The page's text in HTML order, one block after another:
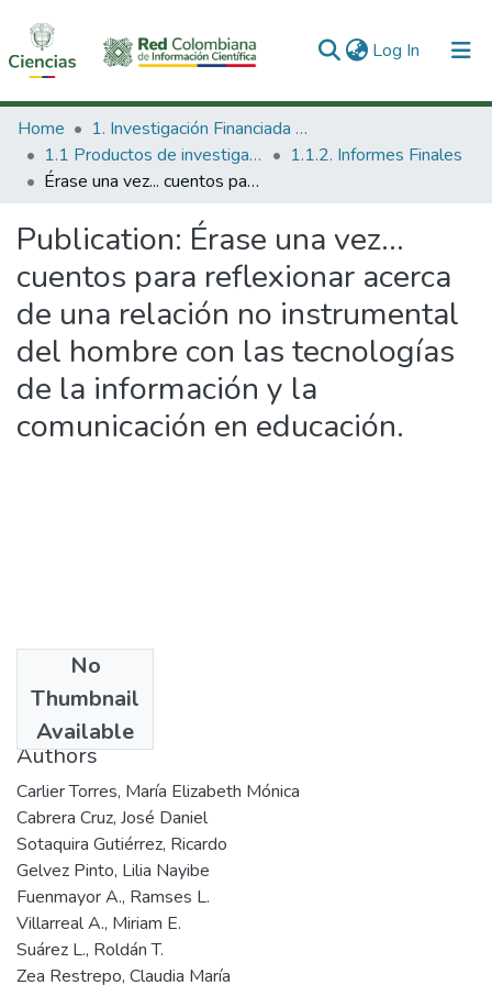
Log In (current)
Communities & Collections
All of DSpace
Home
1. Investigación Financiada con Recursos Públicos
1.1 Productos de investigación
1.1.2. Informes Finales
Érase una vez... cuentos para reflexionar acerca de una relación no instrumental del hombre con las tecnologías de la información y la comunicación en educación.
Publication: Érase una vez...
cuentos para reflexionar acerca
de una relación no instrumental
del hombre con las tecnologías
de la información y la
comunicación en educación.
No
Thumbnail
Available
2001
Authors
Carlier Torres, María Elizabeth Mónica
Cabrera Cruz, José Daniel
Sotaquira Gutiérrez, Ricardo
Gelvez Pinto, Lilia Nayibe
Fuenmayor A., Ramses L.
Villarreal A., Miriam E.
Suárez L., Roldán T.
Zea Restrepo, Claudia María